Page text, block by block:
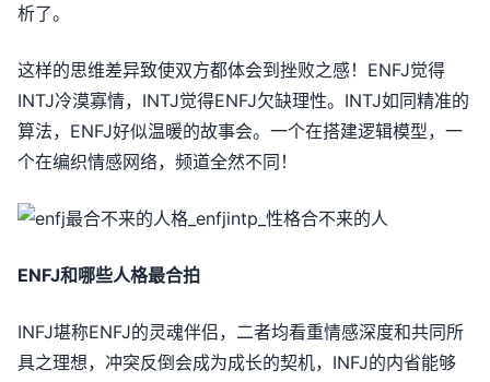
析了。
这样的思维差异致使双方都体会到挫败之感！ENFJ觉得
INTJ冷漠寡情，INTJ觉得ENFJ欠缺理性。INTJ如同精准的
算法，ENFJ好似温暖的故事会。一个在搭建逻辑模型，一
个在编织情感网络，频道全然不同！
ENFJ和哪些人格最合拍
INFJ堪称ENFJ的灵魂伴侣，二者均看重情感深度和共同所
具之理想，冲突反倒会成为成长的契机，INFJ的内省能够